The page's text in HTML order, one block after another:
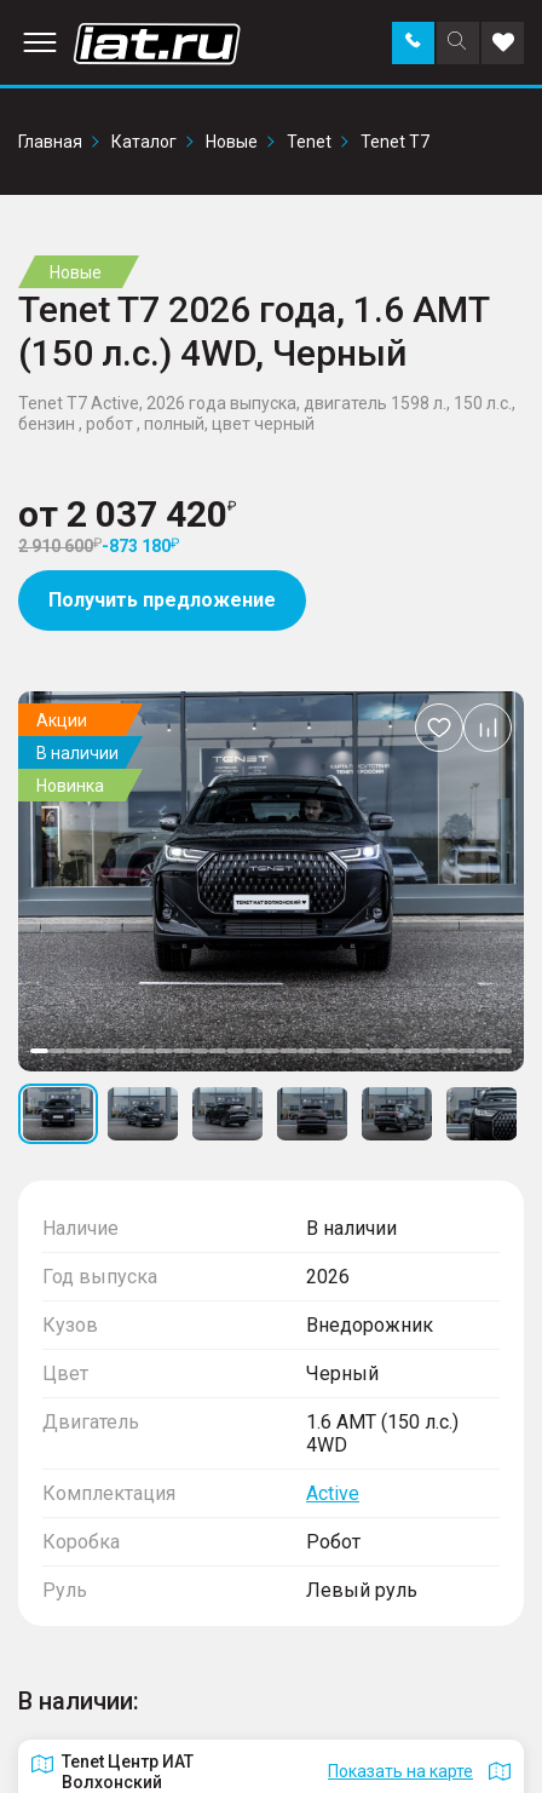
Поиск
по
Заказать
звонок в
Главная
Каталог Новые Tenet Tenet T7
Новые
Tenet T7 2026 года, 1.6 AMT
(150 л.с.) 4WD, Черный
Tenet T7 Active, 2026 года выпуска, двигатель 1598 л., 150 л.с.,
бензин , робот , полный, цвет черный
от 2 037 420
2 910 600 -873 180
Получить предложение
Наличие В наличии
Год выпуска 2026
Кузов Внедорожник
Цвет Черный
Двигатель
1.6 AMT (150 л.с.)
4WD
Комплектация Active
Коробка Робот
Руль Левый руль
В наличии:
Tenet Центр ИАТ
Волхонский
Показать на карте
Акции
В наличии
Новинка
Добавить
в
избранное